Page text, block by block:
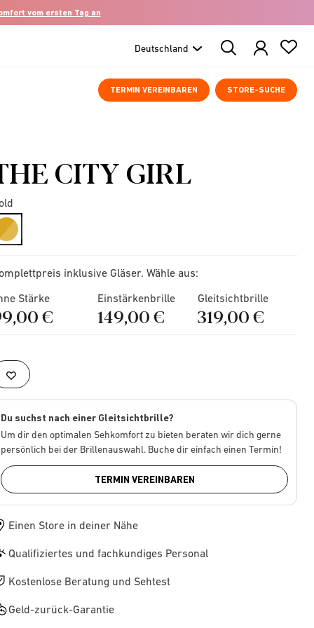
vom ersten Tag an
Search
Products
TERMIN VEREINBAREN STORE-SUCHE
CITY GIRL
selected
inklusive Gläser. Wähle aus:
Stärke
€
Einstärkenbrille
149,00 €
Gleitsichtbrille
319,00 €
Du suchst nach einer Gleitsichtbrille?
Um dir den optimalen Sehkomfort zu bieten beraten wir dich gerne
persönlich bei der Brillenauswahl. Buche dir einfach einen Termin!
TERMIN VEREINBAREN
Einen Store in deiner Nähe
Qualifiziertes und fachkundiges Personal
Kostenlose Beratung und Sehtest
Geld-zurück-Garantie